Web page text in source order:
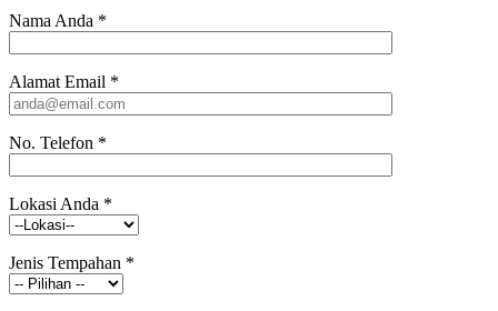
Nama Anda *
Alamat Email *
No. Telefon *
Lokasi Anda *
Jenis Tempahan *